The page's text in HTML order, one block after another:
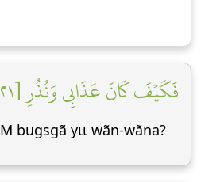
فَكَيۡفَ كَانَ عَذَابِي وَنُذُرِ [٢١]
bugsgã yɩɩ wãn-wãna?